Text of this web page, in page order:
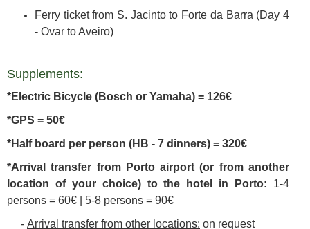
Ferry ticket from S. Jacinto to Forte da Barra (Day 4
- Ovar to Aveiro)
Supplements:
*Electric Bicycle (Bosch or Yamaha) = 126€
*GPS = 50€
*Half board per person (HB - 7 dinners) = 320€
*Arrival transfer from Porto airport (or from another
location of your choice) to the hotel in Porto: 1-4
persons = 60€ | 5-8 persons = 90€
- Arrival transfer from other locations: on request